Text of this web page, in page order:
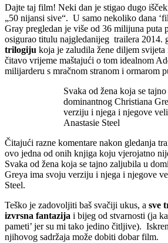
Dajte taj film! Neki dan je stigao dugo
„50 nijansi sive“. U samo nekoliko dana
Gray pregledan je više od 36 milijuna puta
osigurao titulu najgledanijeg trailera 2014.
trilogiju koja je zaludila žene diljem svijeta
čitavo vrijeme maštajući o tom idealnom
milijarderu s mračnom stranom i ormarom
Svaka od žena koja se
dominantnog Christiana
verziju i njega i njegove
Anastasie Steel
Čitajući razne komentare nakon gledanja
ovo jedna od onih knjiga koju vjerojatno
Svaka od žena koja se tajno zaljubila u
Greya ima svoju verziju i njega i njegove
Steel.
Teško je zadovoljiti baš svačiji ukus, a sve
izvrsna fantazija i bijeg od stvarnosti (ja
pameti’ jer su mi tako jedino čitljive).
njihovog sadržaja može dobiti dobar film.